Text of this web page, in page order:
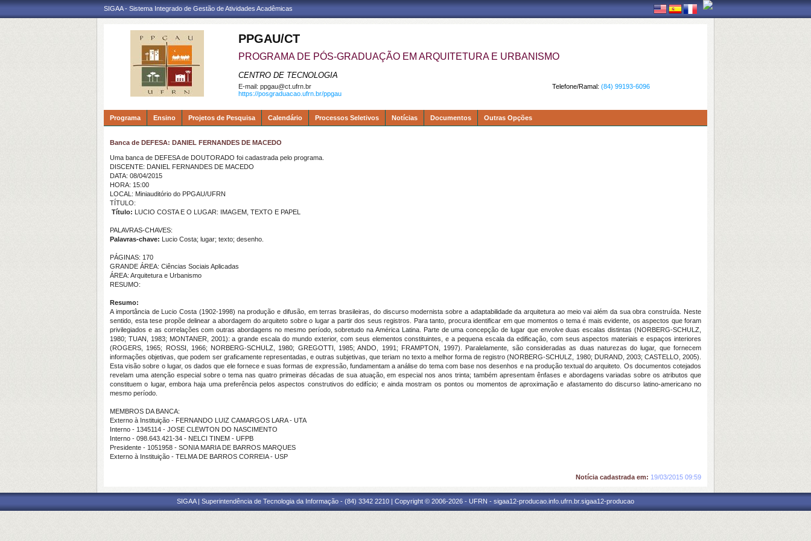
SIGAA - Sistema Integrado de Gestão de Atividades Acadêmicas
PPGAU/CT
PROGRAMA DE PÓS-GRADUAÇÃO EM ARQUITETURA E URBANISMO
CENTRO DE TECNOLOGIA
Telefone/Ramal: (84) 99193-6096
E-mail: ppgau@ct.ufrn.br
https://posgraduacao.ufrn.br/ppgau
Programa Ensino Projetos de Pesquisa Calendário Processos Seletivos Notícias Documentos Outras Opções
Banca de DEFESA: DANIEL FERNANDES DE MACEDO
Uma banca de DEFESA de DOUTORADO foi cadastrada pelo programa.
DISCENTE: DANIEL FERNANDES DE MACEDO
DATA: 08/04/2015
HORA: 15:00
LOCAL: Miniauditório do PPGAU/UFRN
TÍTULO:
Título: LUCIO COSTA E O LUGAR: IMAGEM, TEXTO E PAPEL
PALAVRAS-CHAVES:
Palavras-chave: Lucio Costa; lugar; texto; desenho.
PÁGINAS: 170
GRANDE ÁREA: Ciências Sociais Aplicadas
ÁREA: Arquitetura e Urbanismo
RESUMO:
Resumo:
A importância de Lucio Costa (1902-1998) na produção e difusão, em terras brasileiras, do discurso modernista sobre a adaptabilidade da arquitetura ao meio vai além da sua obra construída. Neste
sentido, esta tese propõe delinear a abordagem do arquiteto sobre o lugar a partir dos seus registros. Para tanto, procura identificar em que momentos o tema é mais evidente, os aspectos que foram
privilegiados e as correlações com outras abordagens no mesmo período, sobretudo na América Latina. Parte de uma concepção de lugar que envolve duas escalas distintas (NORBERG-SCHULZ,
1980; TUAN, 1983; MONTANER, 2001): a grande escala do mundo exterior, com seus elementos constituintes, e a pequena escala da edificação, com seus aspectos materiais e espaços interiores
(ROGERS, 1965; ROSSI, 1966; NORBERG-SCHULZ, 1980; GREGOTTI, 1985; ANDO, 1991; FRAMPTON, 1997). Paralelamente, são consideradas as duas naturezas do lugar, que fornecem
informações objetivas, que podem ser graficamente representadas, e outras subjetivas, que teriam no texto a melhor forma de registro (NORBERG-SCHULZ, 1980; DURAND, 2003; CASTELLO, 2005).
Esta visão sobre o lugar, os dados que ele fornece e suas formas de expressão, fundamentam a análise do tema com base nos desenhos e na produção textual do arquiteto. Os documentos cotejados
revelam uma atenção especial sobre o tema nas quatro primeiras décadas de sua atuação, em especial nos anos trinta; também apresentam ênfases e abordagens variadas sobre os atributos que
constituem o lugar, embora haja uma preferência pelos aspectos construtivos do edifício; e ainda mostram os pontos ou momentos de aproximação e afastamento do discurso latino-americano no
mesmo período.
MEMBROS DA BANCA:
Externo à Instituição - FERNANDO LUIZ CAMARGOS LARA - UTA
Interno - 1345114 - JOSE CLEWTON DO NASCIMENTO
Interno - 098.643.421-34 - NELCI TINEM - UFPB
Presidente - 1051958 - SONIA MARIA DE BARROS MARQUES
Externo à Instituição - TELMA DE BARROS CORREIA - USP
Notícia cadastrada em: 19/03/2015 09:59
SIGAA | Superintendência de Tecnologia da Informação - (84) 3342 2210 | Copyright © 2006-2026 - UFRN - sigaa12-producao.info.ufrn.br.sigaa12-producao